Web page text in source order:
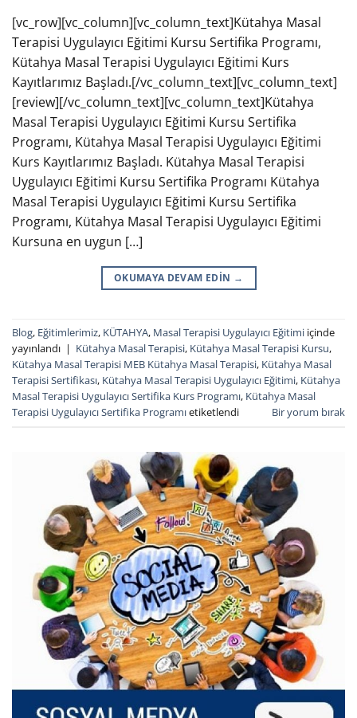
[vc_row][vc_column][vc_column_text]Kütahya Masal
Terapisi Uygulayıcı Eğitimi Kursu Sertifika Programı,
Kütahya Masal Terapisi Uygulayıcı Eğitimi Kurs
Kayıtlarımız Başladı.[/vc_column_text][vc_column_text]
[review][/vc_column_text][vc_column_text]Kütahya
Masal Terapisi Uygulayıcı Eğitimi Kursu Sertifika
Programı, Kütahya Masal Terapisi Uygulayıcı Eğitimi
Kurs Kayıtlarımız Başladı. Kütahya Masal Terapisi
Uygulayıcı Eğitimi Kursu Sertifika Programı Kütahya
Masal Terapisi Uygulayıcı Eğitimi Kursu Sertifika
Programı, Kütahya Masal Terapisi Uygulayıcı Eğitimi
Kursuna en uygun […]
OKUMAYA DEVAM EDIN →
Blog, Eğitimlerimiz, KÜTAHYA, Masal Terapisi Uygulayıcı Eğitimi içinde
yayınlandı | Kütahya Masal Terapisi, Kütahya Masal Terapisi Kursu,
Kütahya Masal Terapisi MEB Kütahya Masal Terapisi, Kütahya Masal
Terapisi Sertifikası, Kütahya Masal Terapisi Uygulayıcı Eğitimi, Kütahya
Masal Terapisi Uygulayıcı Sertifika Kurs Programı, Kütahya Masal
Terapisi Uygulayıcı Sertifika Programıetiketlendi Bir yorum bırak